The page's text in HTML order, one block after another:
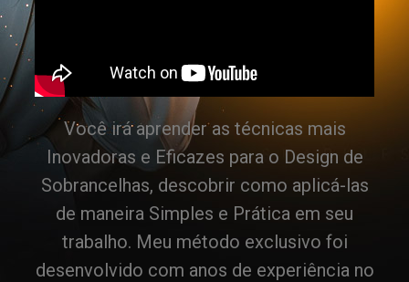
Você irá aprender as técnicas mais
Inovadoras e Eficazes para o Design de
Sobrancelhas, descobrir como aplicá-las
de maneira Simples e Prática em seu
trabalho. Meu método exclusivo foi
desenvolvido com anos de experiência no